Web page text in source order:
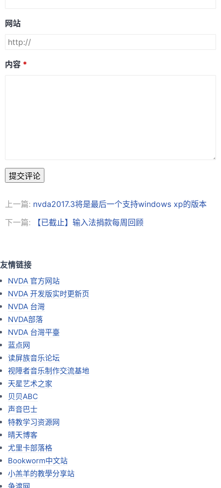
网站
内容
提交评论
上一篇: nvda2017.3将是最后一个支持windows xp的版本
下一篇:
【已截止】输入法捐款每周回顾
友情链接
NVDA 官方网站
NVDA 开发版实时更新页
NVDA 台灣
NVDA部落
NVDA 台灣平臺
蓝点网
读屏族音乐论坛
视障者音乐制作交流基地
天星艺术之家
贝贝ABC
声音巴士
特教学习资源网
晴天博客
尤里卡部落格
Bookworm中文站
小羔羊的教學分享站
争渡网